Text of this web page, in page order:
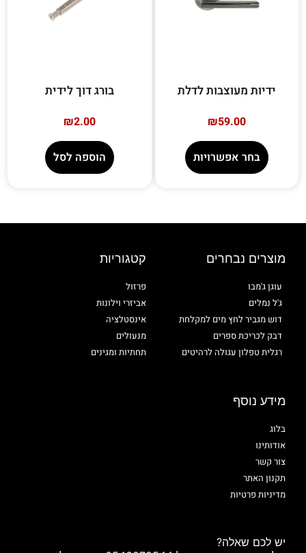
ידיות מעוצבות לדלת
₪59.00
בחר אפשרויות
בורג דוך לידית
₪2.00
הוספה לסל
מוצרים נבחרים
עוגן ג'מבו
ג'ל נמלים
דוש מגביר לחץ מים למקלחת
דבק לכריכת ספרים
רגלית טפלון עגולה לרהיטים
קטגוריות
פרזול
אביזרי וילונות
אינסטלציה
מנעולים
תחתיות ומגינים
מידע נוסף
בלוג
אודותינו
צור קשר
תקנון האתר
מדיניות פרטיות
יש לכם שאלה?